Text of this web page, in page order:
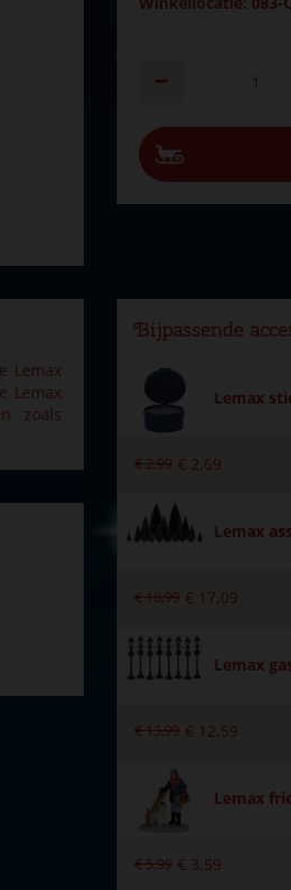
Lemax
Lemax
zoals
Bijpassende
Lemax
€2,99 € 2,69
Lemax
€18,99 € 17,09
Lemax
€13,99 € 12,59
Lemax
€5,99 € 3,59